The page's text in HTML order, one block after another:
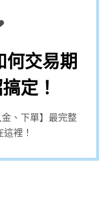
何交易期
定！
、下單】最完整
裡！